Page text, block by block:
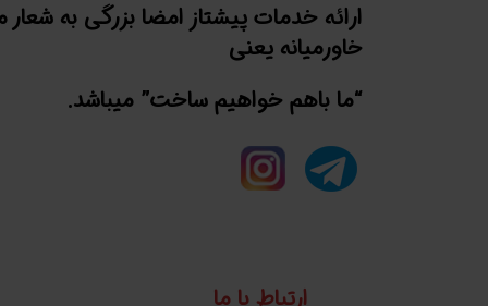
ارائه خدمات پیشتاز امضا بزرگی به شعار
خاورمیانه یعنی
“ما باهم خواهیم ساخت” میباشد.
ارتباط با ما